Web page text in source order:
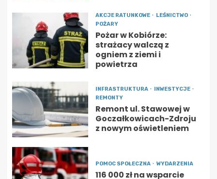
AKCJE RATUNKOWE
LEŚNICTWO
POŻARY
Pożar w Kobiórze:
strażacy walczą z
ogniem z ziemi i
powietrza
INFRASTRUKTURA
INWESTYCJE
REMONTY
Remont ul. Stawowej w
Goczałkowicach-Zdroju
z nowym oświetleniem
POMOC SPOŁECZNA WYDARZENIA
116 000 zł na wsparcie